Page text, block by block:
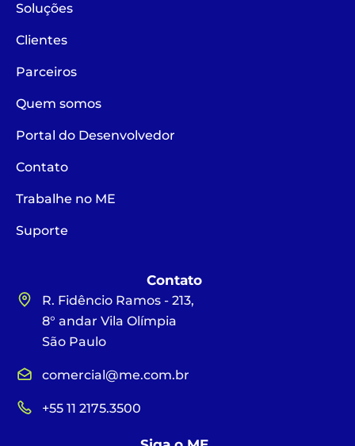
Soluções
Clientes
Parceiros
Quem somos
Portal do Desenvolvedor
Contato
Trabalhe no ME
Suporte
Contato
R. Fidêncio Ramos - 213,
8° andar Vila Olímpia
São Paulo
comercial@me.com.br
+55 11 2175.3500